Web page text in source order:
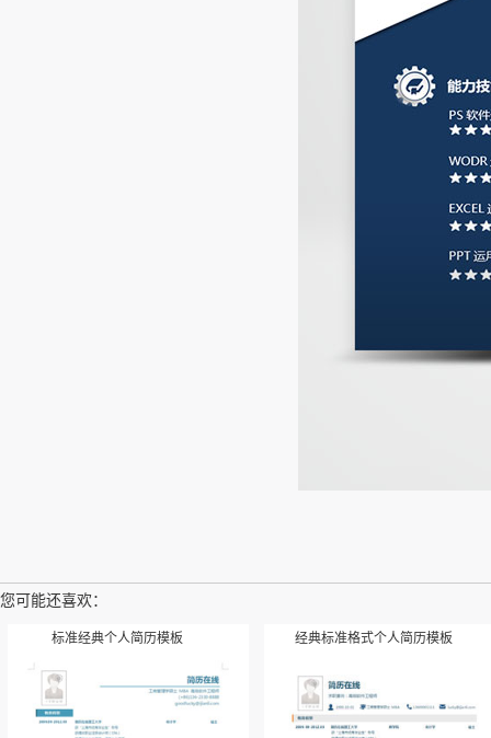
您可能还喜欢：
标准经典个人简历模板 经典标准格式个人简历模板